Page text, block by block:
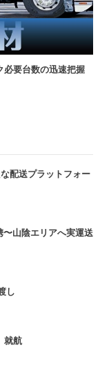
必要台数の迅速把握
配送プラットフォー
山陰エリアへ実運送
し
就航